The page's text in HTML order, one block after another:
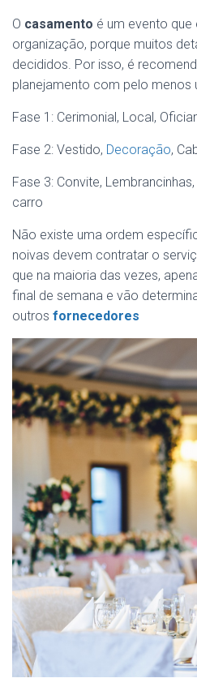
O casamento é um evento que
organização, porque muitos
decididos. Por isso, é
planejamento com pelo menos
Fase 1: Cerimonial, Local,
Fase 2: Vestido, Decoração,
Fase 3: Convite,
carro
Não existe uma ordem
noivas devem contratar o
que na maioria das vezes,
final de semana e vão
outros fornecedores